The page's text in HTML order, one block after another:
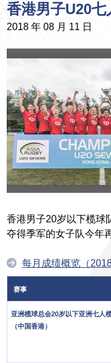
香港男子U20
2018 年 08 月 11 日
香港男子20岁以下榄球
夺得季军的女子队今年
每月成绩概览（2018
赛事
亚洲榄球总会20岁以下亚洲七人
（中国香港）